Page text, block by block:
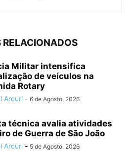
RELACIONADOS
Militar intensifica
de veículos na
Rotary
Arcuri - 6 de Agosto, 2026
técnica avalia atividades
de Guerra de São João
Arcuri - 5 de Agosto, 2026